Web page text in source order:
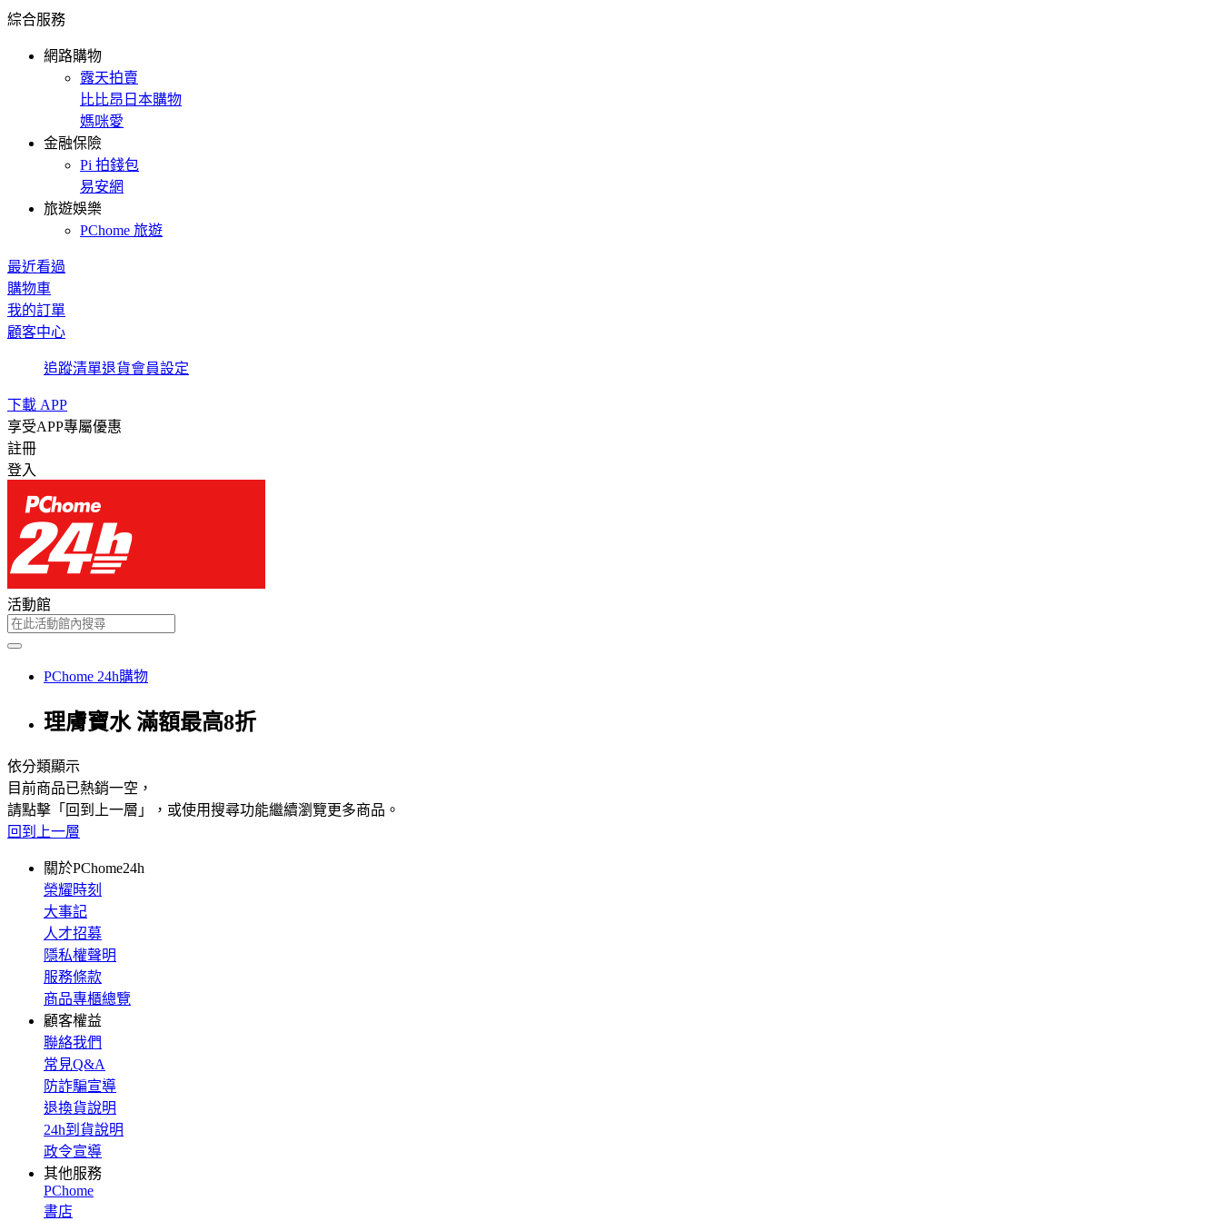
綜合服務
網路購物
露天拍賣
比比昂日本購物
媽咪愛
金融保險
Pi 拍錢包
易安網
旅遊娛樂
PChome 旅遊
最近看過
購物車
我的訂單
顧客中心
追蹤清單退貨會員設定
下載 APP
享受APP專屬優惠
註冊
登入
活動館
PChome 24h購物
理膚寶水 滿額最高8折
依分類顯示
目前商品已熱銷一空，
請點擊「回到上一層」，或使用搜尋功能繼續瀏覽更多商品。
回到上一層
關於PChome24h
榮耀時刻
大事記
人才招募
隱私權聲明
服務條款
商品專櫃總覽
顧客權益
聯絡我們
常見Q&A
防詐騙宣導
退換貨說明
24h到貨說明
政令宣導
其他服務
PChome
書店